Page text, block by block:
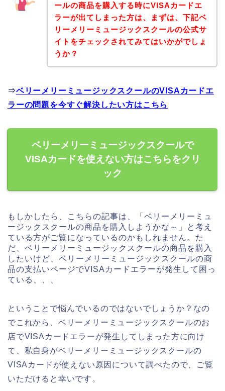
ールの商品を購入する時にVISAカードエ
ラーが出てしまった方は、まずは、下記ベ
リーメリーミュージックスクールの公式サ
イトをチェックされてみてはいかがでしょ
うか？
⇒ベリーメリーミュージックスクールのVISAカードエ
ラーの問題を今すぐ解決したい方はこちら
ベリーメリーミュージックスクールで
VISAカードを使えない方はこちらをクリ
ック
もしかしたら、こちらの記事は、「ベリーメリーミュ
ージックスクールの商品を購入しようかな～」と考え
ている方がご覧になっているのかもしれません。た
だ、ベリーメリーミュージックスクールの商品を購入
したいけど、ベリーメリーミュージックスクールの商
品の支払いページでVISAカードエラーが発生して困っ
ている、、、
ということで悩んでいるのではないでしょうか？なの
でこれから、ベリーメリーミュージックスクールのお
店でVISAカードエラーが発生してしまった方に向け
て、私自身がベリーメリーミュージックスクールの
VISAカードが使えない原因について調べたので、ご覧
いただけると幸いです。